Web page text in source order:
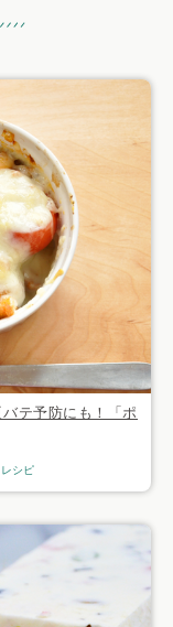
テ予防にも！「ポ
レシピ